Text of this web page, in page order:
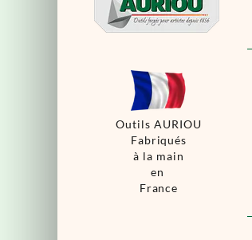
Outils AURIOU
Fabriqués
à la main
en
France